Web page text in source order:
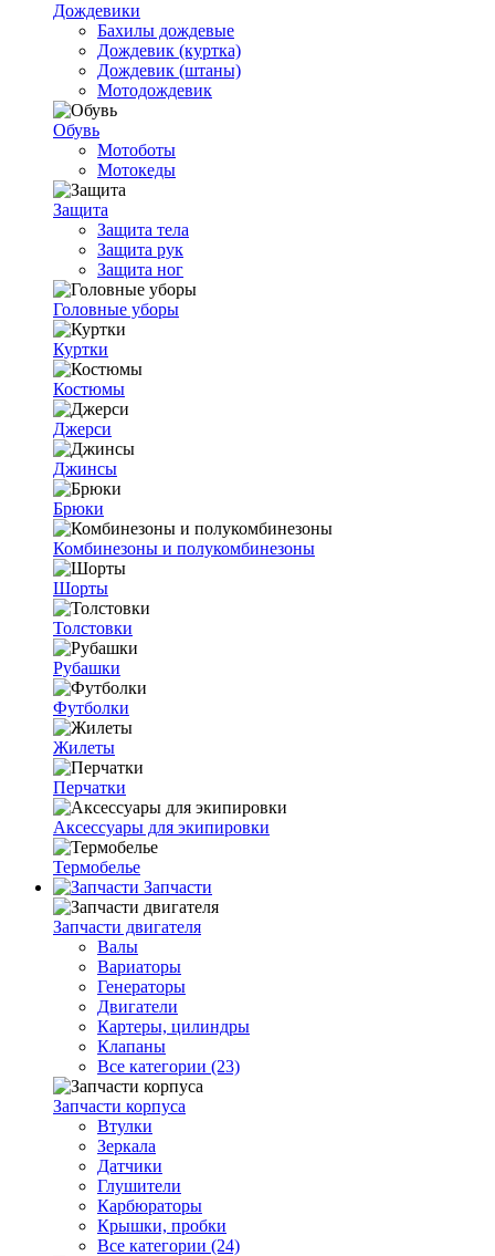
Дождевики
Бахилы дождевые
Дождевик (куртка)
Дождевик (штаны)
Мотодождевик
Обувь
Мотоботы
Мотокеды
Защита
Защита тела
Защита рук
Защита ног
Головные уборы
Куртки
Костюмы
Джерси
Джинсы
Брюки
Комбинезоны и полукомбинезоны
Шорты
Толстовки
Рубашки
Футболки
Жилеты
Перчатки
Аксессуары для экипировки
Термобелье
Запчасти
Запчасти двигателя
Валы
Вариаторы
Генераторы
Двигатели
Картеры, цилиндры
Клапаны
Все категории (23)
Запчасти корпуса
Втулки
Зеркала
Датчики
Глушители
Карбюраторы
Крышки, пробки
Все категории (24)